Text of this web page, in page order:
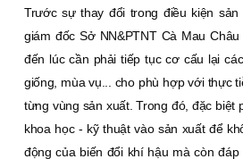
Trước sự thay đổi trong điều kiện
giám đốc Sở NN&PTNT Cà Mau
đến lúc cần phải tiếp tục cơ cấu lại
giống, mùa vụ... cho phù hợp với thực
từng vùng sản xuất. Trong đó, đặc biệt
khoa học - kỹ thuật vào sản xuất để
động của biến đổi khí hậu mà còn